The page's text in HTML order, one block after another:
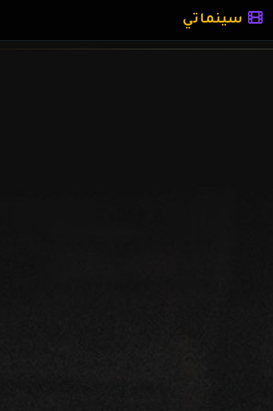
سينماتي